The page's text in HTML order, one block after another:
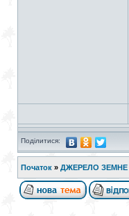
Поділитися:
Початок » ДЖЕРЕЛО ЗЕМНЕ